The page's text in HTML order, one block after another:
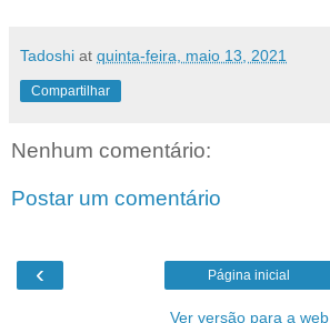
Tadoshi at quinta-feira, maio 13, 2021
Compartilhar
Nenhum comentário:
Postar um comentário
‹ Página inicial
Ver versão para a web